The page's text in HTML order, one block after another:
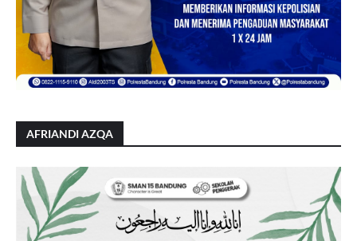
AFRIANDI AZQA